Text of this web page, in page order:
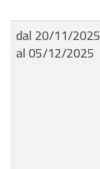
dal 20/11/2025
al 05/12/2025